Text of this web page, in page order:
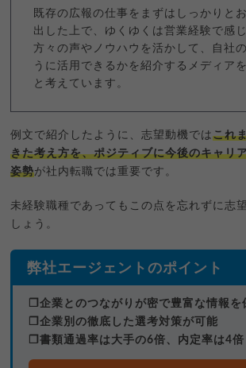
既存の広報の仕事をまずはしっかりと
出した上で、ゆくゆくは営業経験で感
方々の声やノウハウを活かして、自社
うに活用できるかを紹介するメディア
と考えています。
例文で紹介したように、志望動機ではこれ
きた考え方を、ポジティブに今後のキャリ
姿勢が社内転職では重要です。
未経験職種であってもこの点を忘れずに志
しょう。
弊社エージェントのポイント
❐企業とのつながりが密で豊富な情報を
❐企業別の徹底した選考対策が可能
❐書類通過率は大手の6倍、内定率は4倍